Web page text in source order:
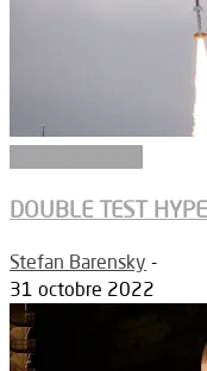
DOUBLE TEST
Stefan Barensky -
31 octobre 2022